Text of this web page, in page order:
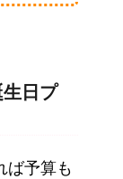
日プ
ば予算も